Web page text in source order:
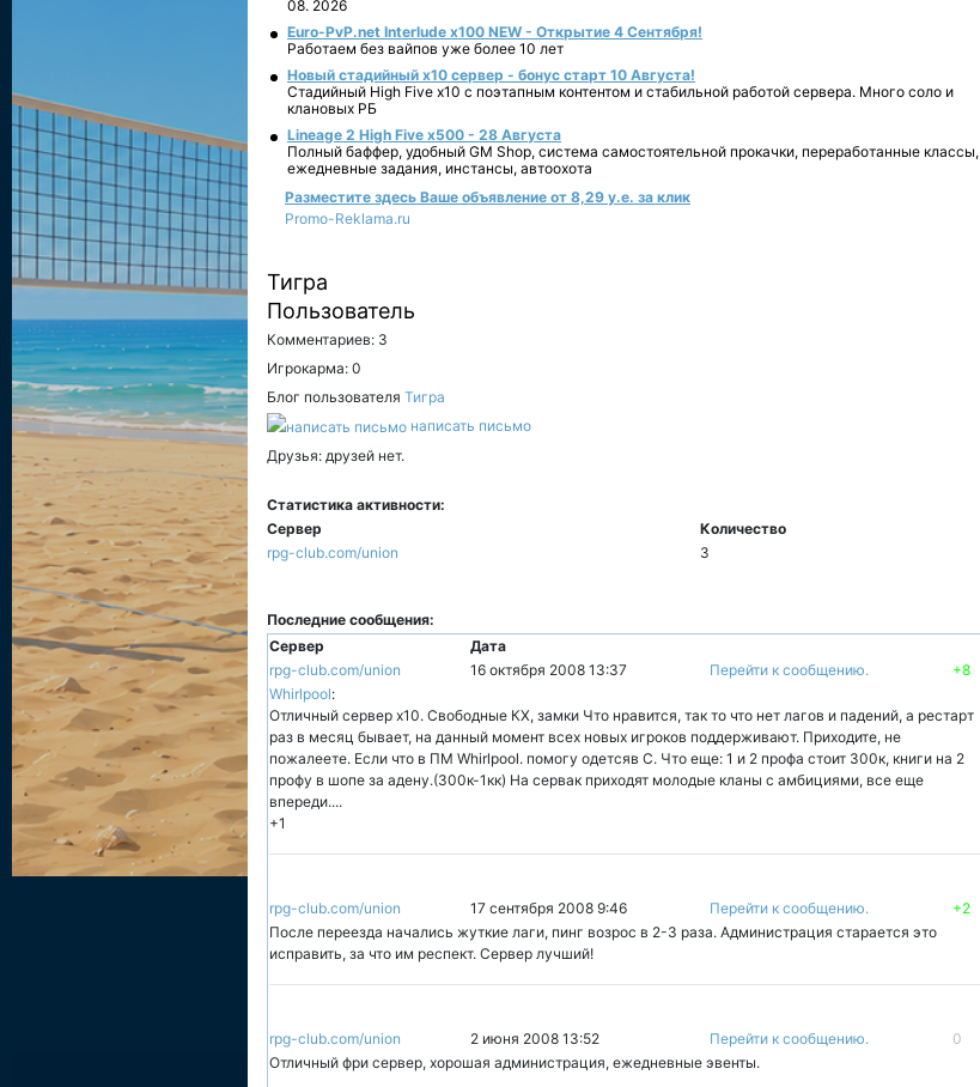
08. 2026
Euro-PvP.net Interlude х100 NEW - Открытие 4 Сентября!
Работаем без вайпов уже более 10 лет
Новый стадийный х10 сервер - бонус старт 10 Августа!
Стадийный High Five x10 с поэтапным контентом и стабильной работой сервера. Много соло и
клановых РБ
Lineage 2 High Five x500 - 28 Августа
Полный баффер, удобный GM Shop, система самостоятельной прокачки, переработанные классы,
ежедневные задания, инстансы, автоохота
Разместите здесь Ваше объявление от 8,29 у.е. за клик
Promo-Reklama.ru
Тигра
Пользователь
Комментариев: 3
Игрокарма: 0
Блог пользователя Тигра
написать письмо
Друзья: друзей нет.
Статистика активности:
Сервер
Количество
rpg-club.com/union
3
Последние сообщения:
Сервер
Дата
rpg-club.com/union
16 октября 2008 13:37 Перейти к сообщению.
+8
Whirlpool:
Отличный сервер х10. Свободные КХ, замки Что нравится, так то что нет лагов и падений, а рестарт
раз в месяц бывает, на данный момент всех новых игроков поддерживают. Приходите, не
пожалеете. Если что в ПМ Whirlpool. помогу одетсяв С. Что еще: 1 и 2 профа стоит 300к, книги на 2
профу в шопе за адену.(300к-1кк) На сервак приходят молодые кланы с амбициями, все еще
впереди....
+1
rpg-club.com/union 17 сентября 2008 9:46 Перейти к сообщению.
+2
После переезда начались жуткие лаги, пинг возрос в 2-3 раза. Администрация старается это
исправить, за что им респект. Сервер лучший!
rpg-club.com/union 2 июня 2008 13:52 Перейти к сообщению.
0
Отличный фри сервер, хорошая администрация, ежедневные эвенты.